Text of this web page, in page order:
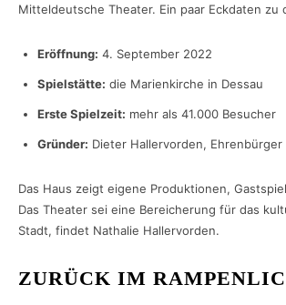
Mitteldeutsche Theater. Ein paar Eckdaten zu
Eröffnung: 4. September 2022
Spielstätte: die Marienkirche in Dessau
Erste Spielzeit: mehr als 41.000 Besucher
Gründer: Dieter Hallervorden, Ehrenbürger
Das Haus zeigt eigene Produktionen,
Das Theater sei eine Bereicherung für das
Stadt, findet Nathalie Hallervorden.
ZURÜCK IM